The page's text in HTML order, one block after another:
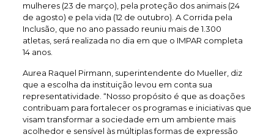
mulheres (23 de março), pela proteção dos animais (24
de agosto) e pela vida (12 de outubro). A Corrida pela
Inclusão, que no ano passado reuniu mais de 1.300
atletas, será realizada no dia em que o IMPAR completa
14 anos.
Aurea Raquel Pirmann, superintendente do Mueller, diz
que a escolha da instituição levou em conta sua
representatividade. “Nosso propósito é que as doações
contribuam para fortalecer os programas e iniciativas que
visam transformar a sociedade em um ambiente mais
acolhedor e sensível às múltiplas formas de expressão